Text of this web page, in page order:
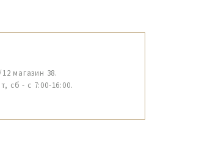
магазин 38.
сб - с 7:00-16:00.